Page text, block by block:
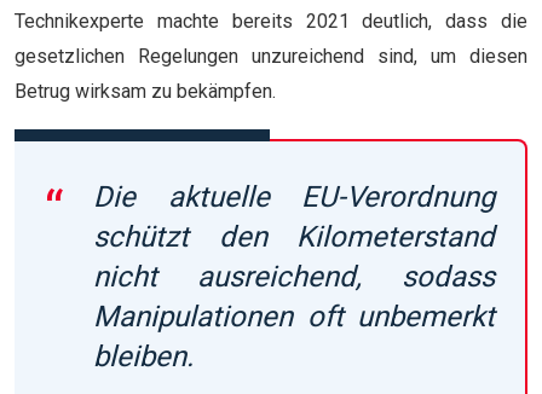
Technikexperte machte bereits 2021 deutlich, dass die
gesetzlichen Regelungen unzureichend sind, um diesen
Betrug wirksam zu bekämpfen.
Die aktuelle EU-Verordnung
schützt den Kilometerstand
nicht ausreichend, sodass
Manipulationen oft unbemerkt
bleiben.